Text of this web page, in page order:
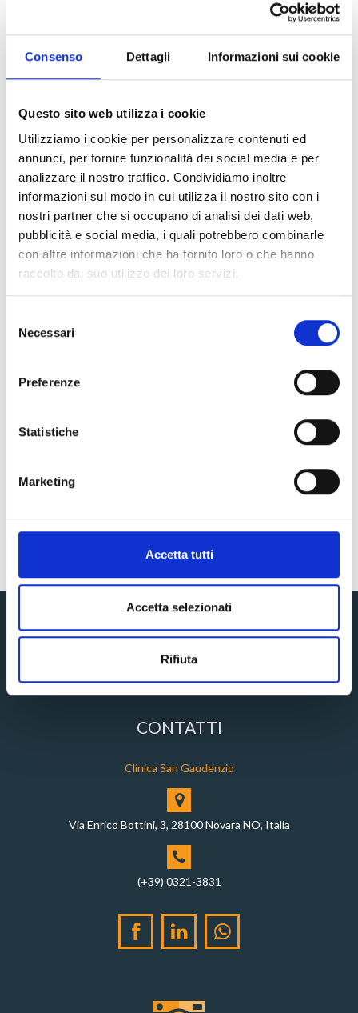
Consenso Dettagli Informazioni sui cookie
Questo sito web utilizza i cookie
Utilizziamo i cookie per personalizzare contenuti ed
annunci, per fornire funzionalità dei social media e per
analizzare il nostro traffico. Condividiamo inoltre
informazioni sul modo in cui utilizza il nostro sito con i
nostri partner che si occupano di analisi dei dati web,
pubblicità e social media, i quali potrebbero combinarle
con altre informazioni che ha fornito loro o che hanno
raccolto dal suo utilizzo dei loro servizi.
delNecessari
Preferenze
Statistiche
Marketing
Accetta tutti
Accetta selezionati
Rifiuta
VISUALIZZA TEMPI ATTESA
UFFICIO RELAZIONI PUBBLICO
PRENOTA VISITE ED ESAMI
LAVORA CON NOI
Personale qualificato e tecnologia all'avanguardia
CONTATTI
Clinica San Gaudenzio
Via Enrico Bottini, 3, 28100 Novara NO, Italia
(+39) 0321-3831